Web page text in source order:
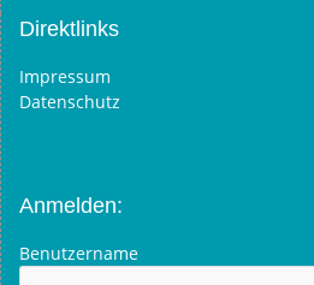
Direktlinks
Impressum
Datenschutz
Anmelden:
Benutzername